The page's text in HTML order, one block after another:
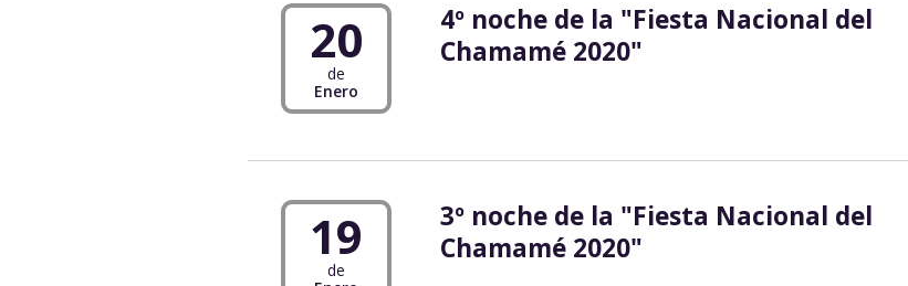
20
de
Enero
4º noche de la "Fiesta Nacional del
Chamamé 2020"
19
de
3º noche de la "Fiesta Nacional del
Chamamé 2020"